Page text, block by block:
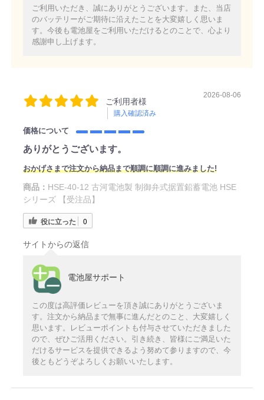
ご利用いただき、誠にありがとうございます。また、当店
のバッテリーがご期待に沿えたことを大変嬉しく思いま
す。今後も電池屋をご利用いただけるとのことで、心より
感謝申し上げます。
ご利用者様
購入確認済み
2026-08-06
価格について
ありがとうございます。
おかげさまで注文から納品まで順調に順調に進みました!
商品： HSE-40-12 古河電池製 制御弁式据置鉛蓄電池 HSE
シリーズ 【受注品】
役に立った 0
サイトからの返信
電池屋サポート
この度は高評価レビューを頂き誠にありがとうございま
す。注文から納品まで無事に進んだとのこと、大変嬉しく
思います。レビューポイントも付与させていただきました
ので、ぜひご活用ください。引き続き、皆様にご満足いた
だけるサービスを提供できるよう努めて参りますので、今
後ともどうぞよろしくお願いいたします。